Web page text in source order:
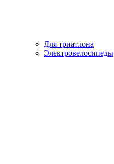
Для триатлона
Электровелосипеды